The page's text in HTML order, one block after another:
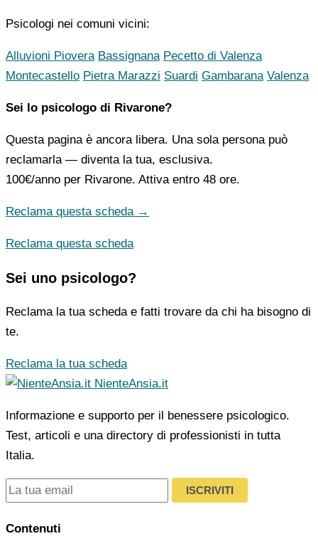
Psicologi nei comuni vicini:
Alluvioni Piovera Bassignana Pecetto di Valenza
Montecastello Pietra Marazzi Suardi Gambarana Valenza
Sei lo psicologo di Rivarone?
Questa pagina è ancora libera. Una sola persona può
reclamarla — diventa la tua, esclusiva.
100€/anno per Rivarone. Attiva entro 48 ore.
Reclama questa scheda →
Reclama questa scheda
Sei uno psicologo?
Reclama la tua scheda e fatti trovare da chi ha bisogno di
te.
Reclama la tua scheda
NienteAnsia.it
Informazione e supporto per il benessere psicologico.
Test, articoli e una directory di professionisti in tutta
Italia.
ISCRIVITI
Contenuti